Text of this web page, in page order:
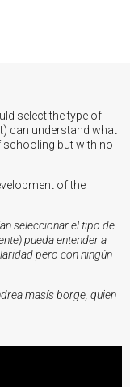
select the type of
can understand what
schooling but with no
of the
seleccionar el tipo de
pueda entender a
pero con ningún
masís borge, quien